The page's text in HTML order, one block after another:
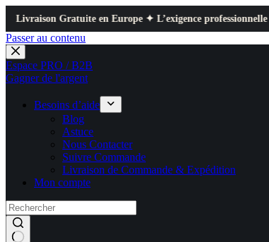
en Europe ✦ L’exigence professionnelle au service
Passer au contenu
Espace PRO / B2B
Gagner de l'argent
Besoins d’aide
Blog
Astuce
Nous Contacter
Suivre Commande
Livraison de Commande & Expédition
Mon compte